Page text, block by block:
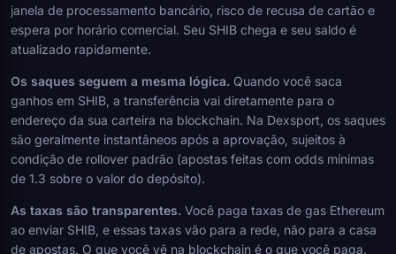
janela de processamento bancário, risco de recusa de cartão e
espera por horário comercial. Seu SHIB chega e seu saldo é
atualizado rapidamente.
Os saques seguem a mesma lógica. Quando você saca
ganhos em SHIB, a transferência vai diretamente para o
endereço da sua carteira na blockchain. Na Dexsport, os saques
são geralmente instantâneos após a aprovação, sujeitos à
condição de rollover padrão (apostas feitas com odds mínimas
de 1.3 sobre o valor do depósito).
As taxas são transparentes. Você paga taxas de gas Ethereum
ao enviar SHIB, e essas taxas vão para a rede, não para a casa
de apostas. O que você vê na blockchain é o que você paga.